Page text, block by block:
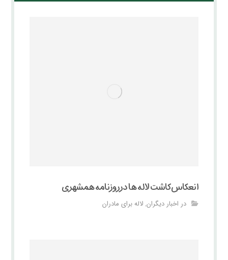
انعکاس کاشت لاله ها در روزنامه همشهری
در اخبار دیگران,لاله برای مادران